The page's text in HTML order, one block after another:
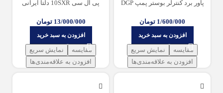
پاور برد کنترلر بوستر پمپ DGP
1/600/000 تومان
افزودن به سبد خرید
مقایسه
نمایش سریع
افزودن به علاقه‌مندی‌ها
پی ال سی 10SXR دلتا ایرانی
13/000/000 تومان
افزودن به سبد خرید
مقایسه
نمایش سریع
افزودن به علاقه‌مندی‌ها